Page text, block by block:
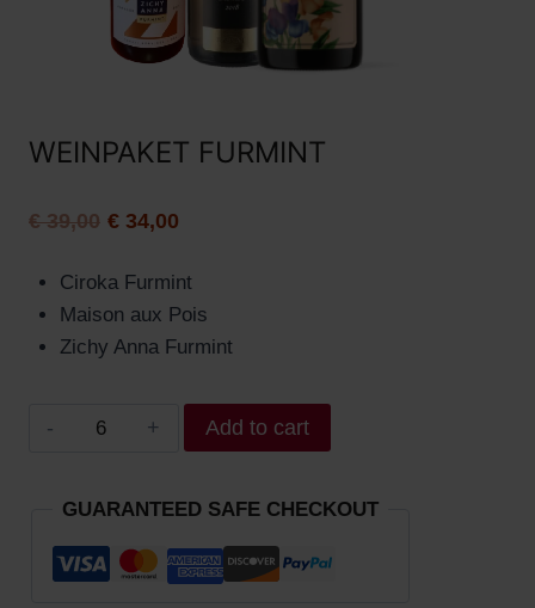
WEINPAKET FURMINT
€39,00 € 34,00
Ciroka Furmint
Maison aux Pois
Zichy Anna Furmint
Add to cart
GUARANTEED SAFE CHECKOUT